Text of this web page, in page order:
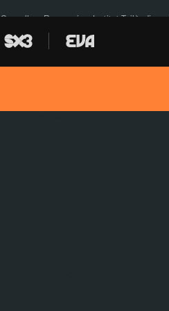
Granollers Paraguai Institut Tailàndia